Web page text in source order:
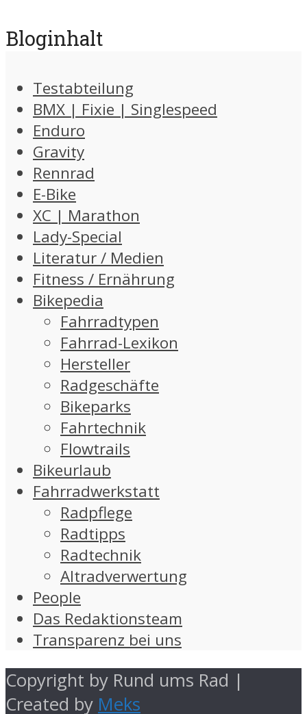
Bloginhalt
Testabteilung
BMX | Fixie | Singlespeed
Enduro
Gravity
Rennrad
E-Bike
XC | Marathon
Lady-Special
Literatur / Medien
Fitness / Ernährung
Bikepedia
Fahrradtypen
Fahrrad-Lexikon
Hersteller
Radgeschäfte
Bikeparks
Fahrtechnik
Flowtrails
Bikeurlaub
Fahrradwerkstatt
Radpflege
Radtipps
Radtechnik
Altradverwertung
People
Das Redaktionsteam
Transparenz bei uns
Copyright by Rund ums Rad |
Created by Meks